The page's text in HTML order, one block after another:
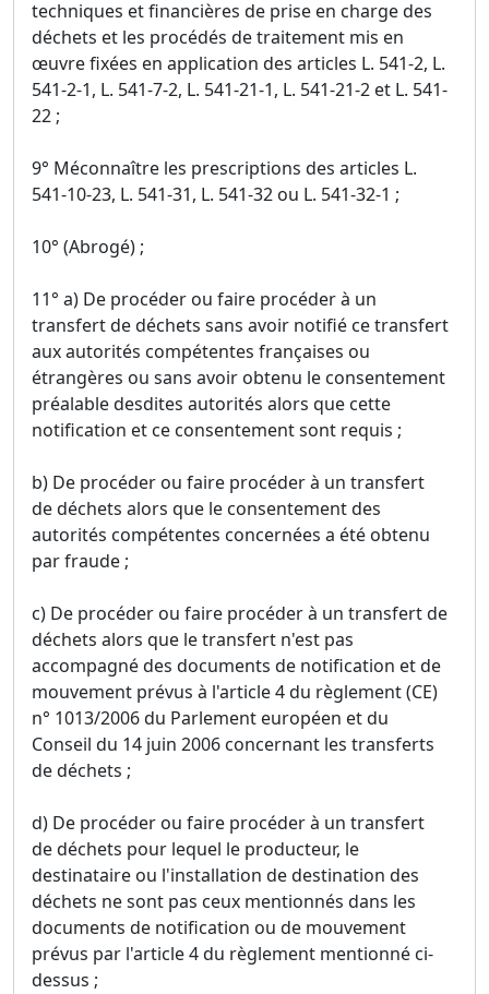
techniques et financières de prise en charge des
déchets et les procédés de traitement mis en
œuvre fixées en application des articles L. 541-2, L.
541-2-1, L. 541-7-2, L. 541-21-1, L. 541-21-2 et L. 541-
22 ;
9° Méconnaître les prescriptions des articles L.
541-10-23, L. 541-31, L. 541-32 ou L. 541-32-1 ;
10° (Abrogé) ;
11° a) De procéder ou faire procéder à un
transfert de déchets sans avoir notifié ce transfert
aux autorités compétentes françaises ou
étrangères ou sans avoir obtenu le consentement
préalable desdites autorités alors que cette
notification et ce consentement sont requis ;
b) De procéder ou faire procéder à un transfert
de déchets alors que le consentement des
autorités compétentes concernées a été obtenu
par fraude ;
c) De procéder ou faire procéder à un transfert de
déchets alors que le transfert n'est pas
accompagné des documents de notification et de
mouvement prévus à l'article 4 du règlement (CE)
n° 1013/2006 du Parlement européen et du
Conseil du 14 juin 2006 concernant les transferts
de déchets ;
d) De procéder ou faire procéder à un transfert
de déchets pour lequel le producteur, le
destinataire ou l'installation de destination des
déchets ne sont pas ceux mentionnés dans les
documents de notification ou de mouvement
prévus par l'article 4 du règlement mentionné ci-
dessus ;